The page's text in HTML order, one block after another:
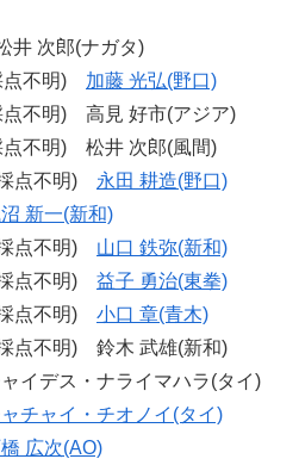
次郎(ナガタ)
点不明) 加藤 光弘(野口)
不明) 高見 好市(アジア)
不明) 松井 次郎(風間)
点不明) 永田 耕造(野口)
新一(新和)
点不明) 山口 鉄弥(新和)
点不明) 益子 勇治(東拳)
点不明) 小口 章(青木)
点不明) 鈴木 武雄(新和)
デス・ナライマハラ(タイ)
チャイ・チオノイ(タイ)
広次(AO)